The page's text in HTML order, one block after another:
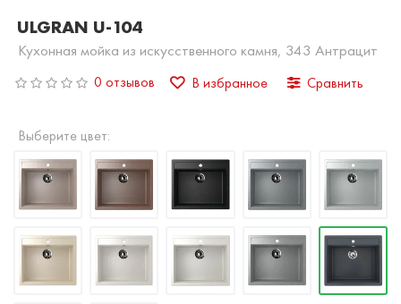
ULGRAN U-104
Кухонная мойка из искусственного камня, 343 Антрацит
0 отзывов В избранное Сравнить
Выберите цвет: